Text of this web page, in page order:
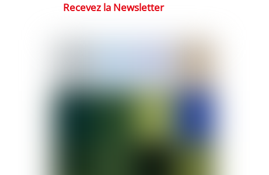
Recevez la Newsletter